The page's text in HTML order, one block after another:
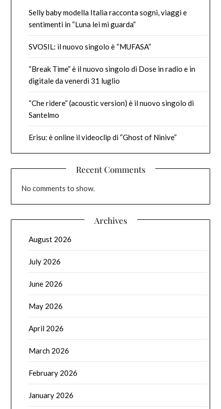
Selly baby modella Italia racconta sogni, viaggi e
sentimenti in “Luna lei mi guarda”
SVOSIL: il nuovo singolo è “MUFASA”
“Break Time” è il nuovo singolo di Dose in radio e in
digitale da venerdì 31 luglio
“Che ridere” (acoustic version) è il nuovo singolo di
Santelmo
Erisu: è online il videoclip di “Ghost of Ninive”
Recent Comments
No comments to show.
Archives
August 2026
July 2026
June 2026
May 2026
April 2026
March 2026
February 2026
January 2026